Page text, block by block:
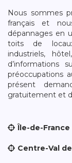
Nous sommes
français et
dépannages en
toits de
industriels,
d’informations
préoccupations
présent
gratuitement et
Île-de-France
Centre-Val